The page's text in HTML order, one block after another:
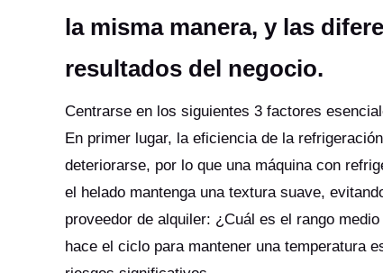
la misma manera, y las
resultados del negocio.
Centrarse en los siguientes 3 factores
En primer lugar, la eficiencia de la
deteriorarse, por lo que una máquina con
el helado mantenga una textura suave,
proveedor de alquiler: ¿Cuál es el rango
hace el ciclo para mantener una temperatura